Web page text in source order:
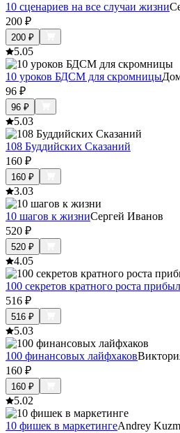
10 сценариев на все случаи жизни
200 ₽
200 ₽
5.05
10 уроков БДСМ для скромницы
96 ₽
96 ₽
5.03
108 Буддийских Сказаний
160 ₽
160 ₽
3.03
10 шагов к жизниСергей Иванов
520 ₽
520 ₽
4.05
100 секретов кратного роста
516 ₽
516 ₽
5.03
100 финансовых лайфхаков
160 ₽
160 ₽
5.02
10 фишек в маркетингеAndrey